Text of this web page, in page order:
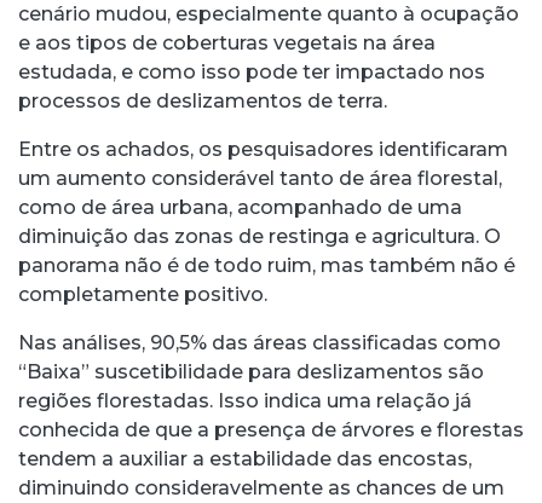
cenário mudou, especialmente quanto à ocupação
e aos tipos de coberturas vegetais na área
estudada, e como isso pode ter impactado nos
processos de deslizamentos de terra.
Entre os achados, os pesquisadores identificaram
um aumento considerável tanto de área florestal,
como de área urbana, acompanhado de uma
diminuição das zonas de restinga e agricultura. O
panorama não é de todo ruim, mas também não é
completamente positivo.
Nas análises, 90,5% das áreas classificadas como
“Baixa” suscetibilidade para deslizamentos são
regiões florestadas. Isso indica uma relação já
conhecida de que a presença de árvores e florestas
tendem a auxiliar a estabilidade das encostas,
diminuindo consideravelmente as chances de um